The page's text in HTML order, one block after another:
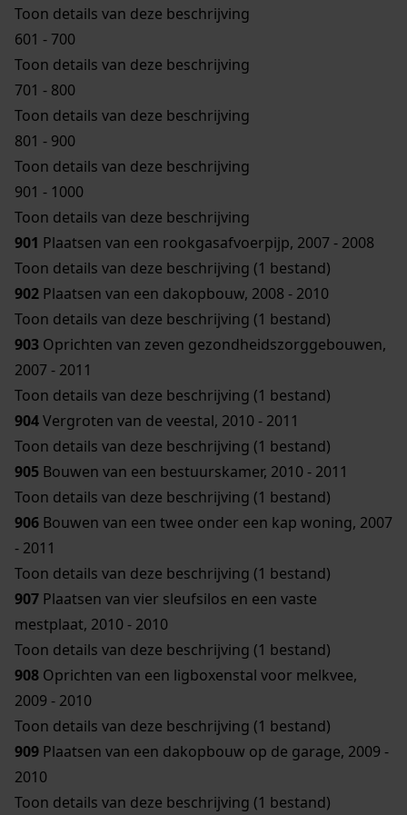
Toon details van deze beschrijving
601 - 700
Toon details van deze beschrijving
701 - 800
Toon details van deze beschrijving
801 - 900
Toon details van deze beschrijving
901 - 1000
Toon details van deze beschrijving
901 Plaatsen van een rookgasafvoerpijp, 2007 - 2008
Toon details van deze beschrijving (1 bestand)
902 Plaatsen van een dakopbouw, 2008 - 2010
Toon details van deze beschrijving (1 bestand)
903 Oprichten van zeven gezondheidszorggebouwen,
2007 - 2011
Toon details van deze beschrijving (1 bestand)
904Vergroten van de veestal, 2010 - 2011
Toon details van deze beschrijving (1 bestand)
905 Bouwen van een bestuurskamer, 2010 - 2011
Toon details van deze beschrijving (1 bestand)
906 Bouwen van een twee onder een kap woning, 2007
- 2011
Toon details van deze beschrijving (1 bestand)
907 Plaatsen van vier sleufsilos en een vaste
mestplaat, 2010 - 2010
Toon details van deze beschrijving (1 bestand)
908 Oprichten van een ligboxenstal voor melkvee,
2009 - 2010
Toon details van deze beschrijving (1 bestand)
909 Plaatsen van een dakopbouw op de garage, 2009 -
2010
Toon details van deze beschrijving (1 bestand)